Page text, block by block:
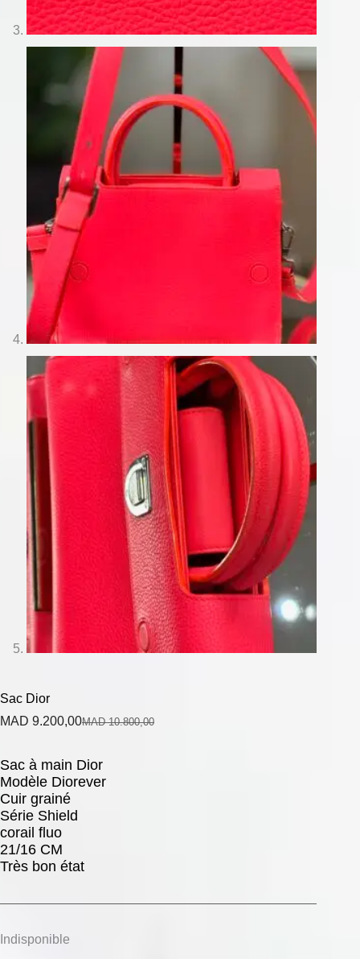
Sac Dior
MAD10.800,00
MAD 9.200,00
Sac à main Dior
Modèle Diorever
Cuir grainé
Série Shield
corail fluo
21/16 CM
Très bon état
Indisponible